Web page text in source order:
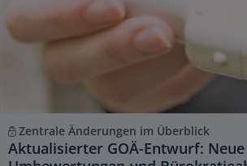
Zentrale Änderungen im Überblick
Aktualisierter GOÄ-Entwurf: